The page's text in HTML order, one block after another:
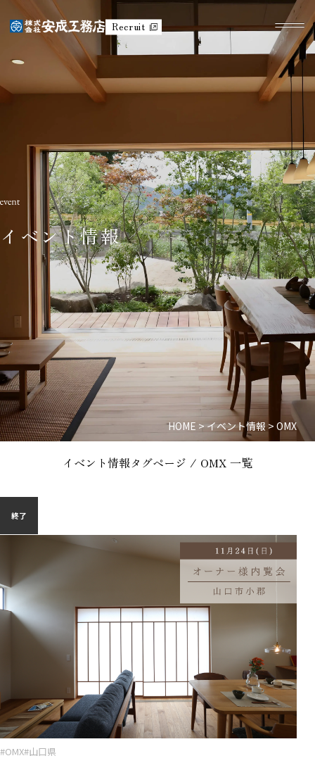
Recruit
イベント情報
HOME > イベント情報 >OMX
イベント情報タグページ / OMX 一覧
終了
#OMX#山口県